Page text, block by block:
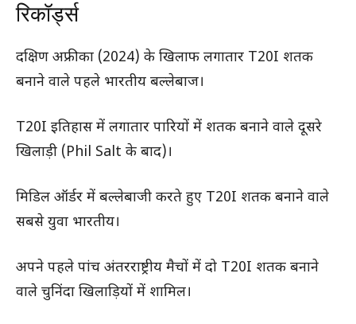
रिकॉर्ड्स
दक्षिण अफ्रीका (2024) के खिलाफ लगातार T20I शतक
बनाने वाले पहले भारतीय बल्लेबाज।
T20I इतिहास में लगातार पारियों में शतक बनाने वाले दूसरे
खिलाड़ी (Phil Salt के बाद)।
मिडिल ऑर्डर में बल्लेबाजी करते हुए T20I शतक बनाने वाले
सबसे युवा भारतीय।
अपने पहले पांच अंतरराष्ट्रीय मैचों में दो T20I शतक बनाने
वाले चुनिंदा खिलाड़ियों में शामिल।